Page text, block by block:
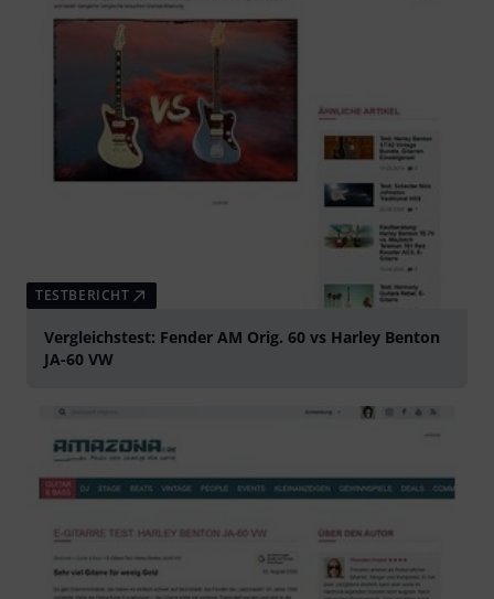
TESTBERICHT
Vergleichstest: Fender AM Orig. 60 vs Harley Benton
JA-60 VW